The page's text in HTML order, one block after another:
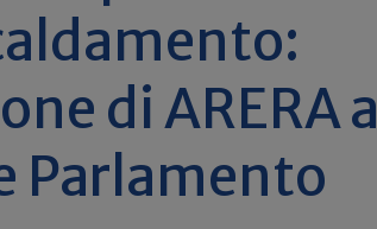
di ARERA a
Parlamento